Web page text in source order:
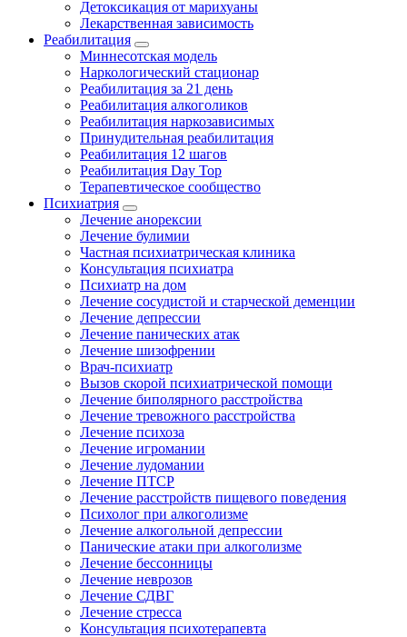
Детоксикация от марихуаны
Лекарственная зависимость
Реабилитация
Миннесотская модель
Наркологический стационар
Реабилитация за 21 день
Реабилитация алкоголиков
Реабилитация наркозависимых
Принудительная реабилитация
Реабилитация 12 шагов
Реабилитация Day Top
Терапевтическое сообщество
Психиатрия
Лечение анорексии
Лечение булимии
Частная психиатрическая клиника
Консультация психиатра
Психиатр на дом
Лечение сосудистой и старческой деменции
Лечение депрессии
Лечение панических атак
Лечение шизофрении
Врач-психиатр
Вызов скорой психиатрической помощи
Лечение биполярного расстройства
Лечение тревожного расстройства
Лечение психоза
Лечение игромании
Лечение лудомании
Лечение ПТСР
Лечение расстройств пищевого поведения
Психолог при алкоголизме
Лечение алкогольной депрессии
Панические атаки при алкоголизме
Лечение бессонницы
Лечение неврозов
Лечение СДВГ
Лечение стресса
Консультация психотерапевта